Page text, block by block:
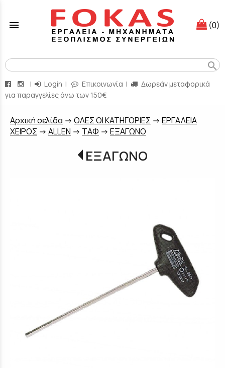
menu (0)
search
| Login | Επικοινωνία |
Δωρεάν μεταφορικά
για παραγγελίες άνω των 150€
Aρχική σελίδα -> ΟΛΕΣ ΟΙ ΚΑΤΗΓΟΡΙΕΣ -> ΕΡΓΑΛΕΙΑ
ΧΕΙΡΟΣ -> ALLEN -> ΤΑΦ -> ΕΞΑΓΩΝΟ
ΕΞΑΓΩΝΟ